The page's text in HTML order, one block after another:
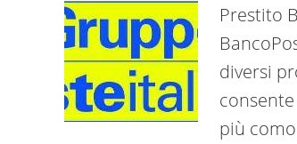
Prestito
diversi
più